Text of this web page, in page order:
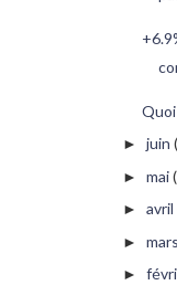
► juin
► mai
► avril
► mars
►